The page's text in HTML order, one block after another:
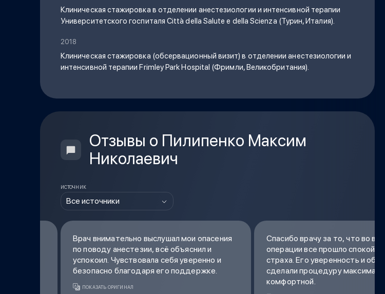
Клиническая стажировка в отделении анестезиологии и интенсивной терапии
Университетского госпиталя Città della Salute e della Scienza (Турин, Италия).
2018
Клиническая стажировка (обсервационный визит) в отделении анестезиологии и
интенсивной терапии Frimley Park Hospital (Фримли, Великобритания).
Отзывы о Пилипенко Максим
Николаевич
ИСТОЧНИК
Все источники
Врач внимательно выслушал мои опасения
по поводу анестезии, всё объяснил и
успокоил. Чувствовала себя уверенно и
безопасно благодаря его поддержке.
ПОКАЗАТЬ ОРИГИНАЛ
Спасибо врачу за то, что во
операции все прошло спокойно
страха. Его уверенность и
сделали процедуру
комфортной.